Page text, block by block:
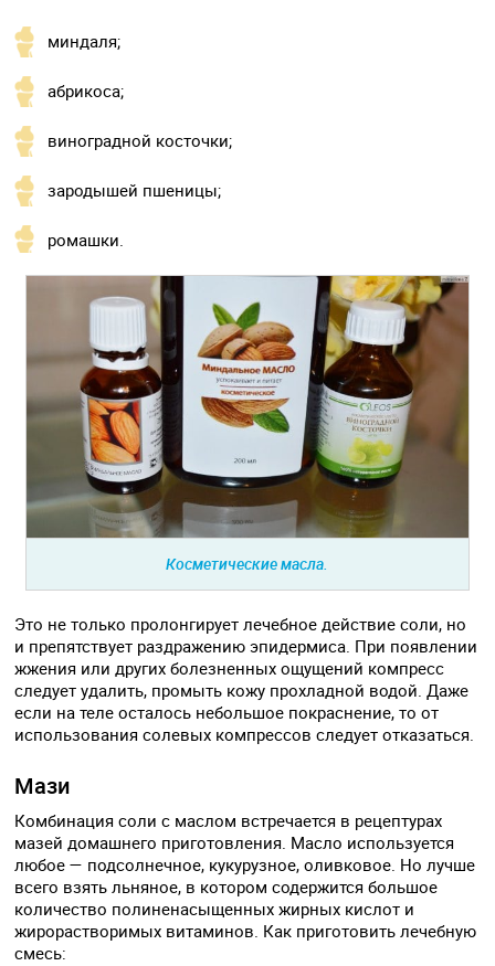
миндаля;
абрикоса;
виноградной косточки;
зародышей пшеницы;
ромашки.
Косметические масла.
Это не только пролонгирует лечебное действие соли, но
и препятствует раздражению эпидермиса. При появлении
жжения или других болезненных ощущений компресс
следует удалить, промыть кожу прохладной водой. Даже
если на теле осталось небольшое покраснение, то от
использования солевых компрессов следует отказаться.
Мази
Комбинация соли с маслом встречается в рецептурах
мазей домашнего приготовления. Масло используется
любое — подсолнечное, кукурузное, оливковое. Но лучше
всего взять льняное, в котором содержится большое
количество полиненасыщенных жирных кислот и
жирорастворимых витаминов. Как приготовить лечебную
смесь: